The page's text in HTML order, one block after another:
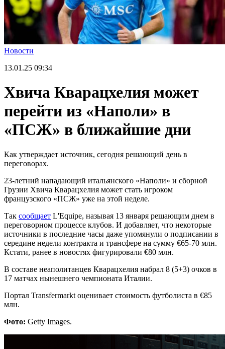
Новости
13.01.25 09:34
Хвича Кварацхелия может
перейти из «Наполи» в
«ПСЖ» в ближайшие дни
Как утверждает источник, сегодня решающий день в
переговорах.
23-летний нападающий итальянского «Наполи» и сборной
Грузии Хвича Кварацхелия может стать игроком
французского «ПСЖ» уже на этой неделе.
Так сообщает L'Equipe, называя 13 января решающим днем в
переговорном процессе клубов. И добавляет, что некоторые
источники в последние часы даже упомянули о подписании в
середине недели контракта и трансфере на сумму €65-70 млн.
Кстати, ранее в новостях фигурировали €80 млн.
В составе неаполитанцев Кварацхелия набрал 8 (5+3) очков в
17 матчах нынешнего чемпионата Италии.
Портал Transfermarkt оценивает стоимость футболиста в €85
млн.
Фото: Getty Images.